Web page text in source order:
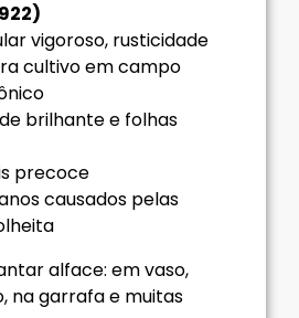
vigoroso, rusticidade
cultivo em campo
brilhante e folhas
precoce
causados pelas